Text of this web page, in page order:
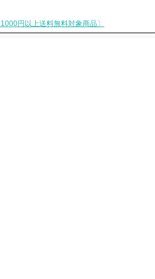
円以上送料無料対象商品〕